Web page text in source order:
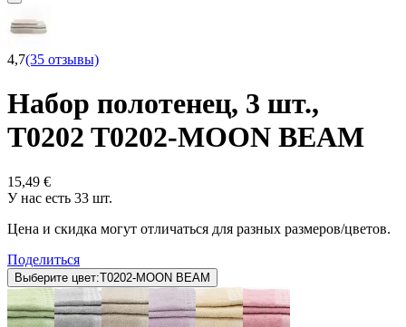
4,7(35 отзывы)
Набор полотенец, 3 шт.,
T0202 T0202-MOON BEAM
15,49 €
У нас есть 33 шт.
Цена и скидка могут отличаться для разных размеров/цветов.
Поделиться
Выберите цвет:T0202-MOON BEAM